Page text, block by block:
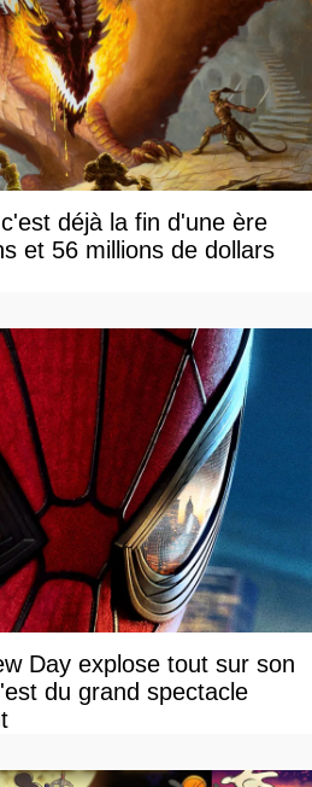
déjà la fin d'une ère
et 56 millions de dollars
Day explose tout sur son
du grand spectacle